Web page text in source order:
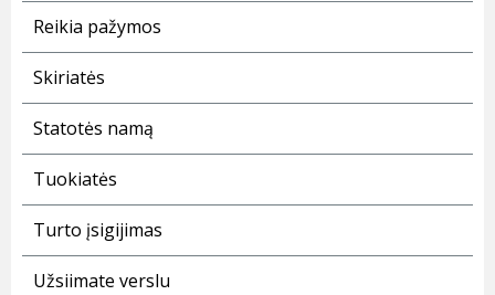
Reikia pažymos
Skiriatės
Statotės namą
Tuokiatės
Turto įsigijimas
Užsiimate verslu